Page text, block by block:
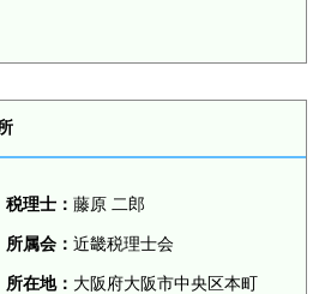
税理士：藤原 二郎
所属会：近畿税理士会
所在地： 大阪府大阪市中央区本町